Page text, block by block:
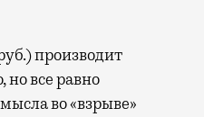
производит
но все равно
во «взрыве»